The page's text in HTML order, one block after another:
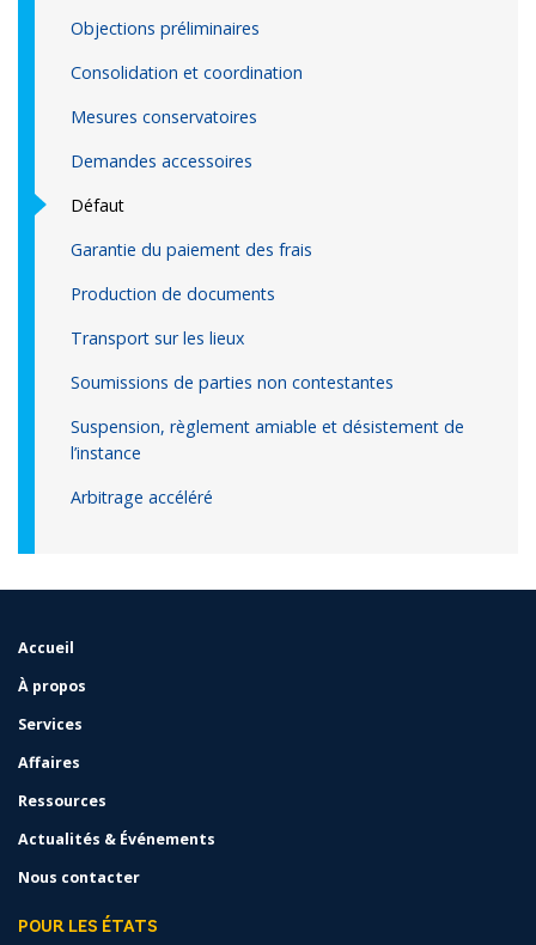
Objections préliminaires
Consolidation et coordination
Mesures conservatoires
Demandes accessoires
Défaut
Garantie du paiement des frais
Production de documents
Transport sur les lieux
Soumissions de parties non contestantes
Suspension, règlement amiable et désistement de
l’instance
Arbitrage accéléré
FOOTER
Accueil
À propos
Services
Affaires
Ressources
Actualités & Événements
Nous contacter
POUR LES ÉTATS